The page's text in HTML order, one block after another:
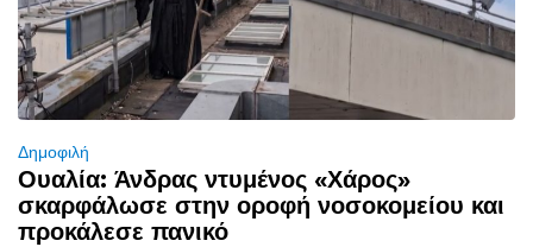
Δημοφιλή
Ουαλία: Άνδρας ντυμένος «Χάρος»
σκαρφάλωσε στην οροφή νοσοκομείου και
προκάλεσε πανικό